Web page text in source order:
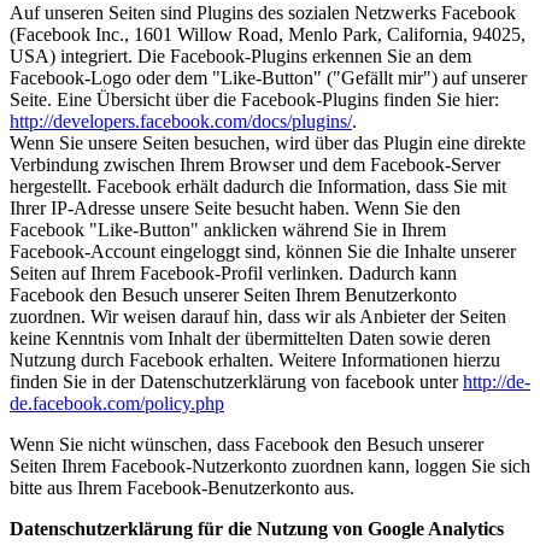
Auf unseren Seiten sind Plugins des sozialen Netzwerks Facebook
(Facebook Inc., 1601 Willow Road, Menlo Park, California, 94025,
USA) integriert. Die Facebook-Plugins erkennen Sie an dem
Facebook-Logo oder dem "Like-Button" ("Gefällt mir") auf unserer
Seite. Eine Übersicht über die Facebook-Plugins finden Sie hier:
http://developers.facebook.com/docs/plugins/.
Wenn Sie unsere Seiten besuchen, wird über das Plugin eine direkte
Verbindung zwischen Ihrem Browser und dem Facebook-Server
hergestellt. Facebook erhält dadurch die Information, dass Sie mit
Ihrer IP-Adresse unsere Seite besucht haben. Wenn Sie den
Facebook "Like-Button" anklicken während Sie in Ihrem
Facebook-Account eingeloggt sind, können Sie die Inhalte unserer
Seiten auf Ihrem Facebook-Profil verlinken. Dadurch kann
Facebook den Besuch unserer Seiten Ihrem Benutzerkonto
zuordnen. Wir weisen darauf hin, dass wir als Anbieter der Seiten
keine Kenntnis vom Inhalt der übermittelten Daten sowie deren
Nutzung durch Facebook erhalten. Weitere Informationen hierzu
finden Sie in der Datenschutzerklärung von facebook unterhttp://de-
de.facebook.com/policy.php
Wenn Sie nicht wünschen, dass Facebook den Besuch unserer
Seiten Ihrem Facebook-Nutzerkonto zuordnen kann, loggen Sie sich
bitte aus Ihrem Facebook-Benutzerkonto aus.
Datenschutzerklärung für die Nutzung von Google Analytics